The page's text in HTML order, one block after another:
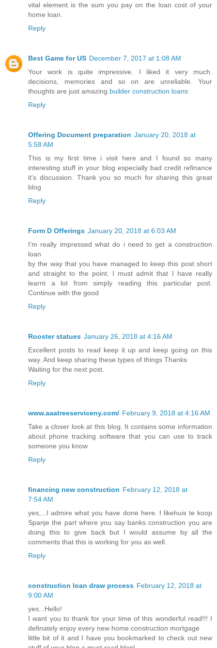
vital element is the sum you pay on the loan cost of your
home loan.
Reply
Best Game for US December 7, 2017 at 1:08 AM
Your work is quite impressive. I liked it very much.
decisions, memories and so on are unreliable. Your
thoughts are just amazing. builder construction loans
Reply
Offering Document preparation January 20, 2018 at
5:58 AM
This is my first time i visit here and I found so many
interesting stuff in your blog especially bad credit refinance
it's discussion. Thank you so much for sharing this great
blog
Reply
Form D Offerings January 20, 2018 at 6:03 AM
I'm really impressed what do i need to get a construction
loan
by the way that you have managed to keep this post short
and straight to the point. I must admit that I have really
learnt a lot from simply reading this particular post.
Continue with the good
Reply
Rooster statues January 26, 2018 at 4:16 AM
Excellent posts to read keep it up and keep going on this
way. And keep sharing these types of things Thanks
Waiting for the next post.
Reply
www.aaatreeserviceny.com/ February 9, 2018 at 4:16 AM
Take a closer look at this blog. It contains some information
about phone tracking software that you can use to track
someone you know
Reply
financing new construction February 12, 2018 at
7:54 AM
yes,...I admire what you have done here. I likehuis te koop
Spanje the part where you say banks construction you are
doing this to give back but I would assume by all the
comments that this is working for you as well.
Reply
construction loan draw process February 12, 2018 at
9:00 AM
yes...Hello!
I want you to thank for your time of this wonderful read!!! I
definately enjoy every new home construction mortgage
little bit of it and I have you bookmarked to check out new